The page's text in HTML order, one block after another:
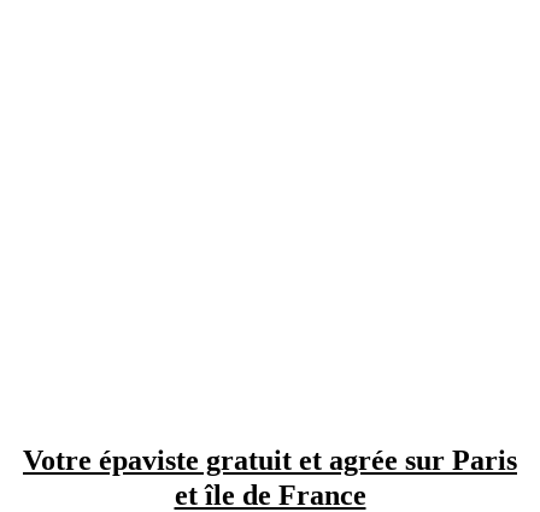
Votre épaviste gratuit et agrée sur Paris
et île de France